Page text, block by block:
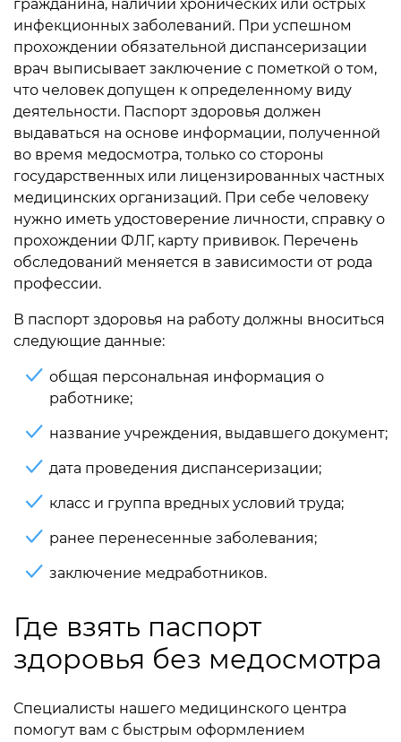
гражданина, наличии хронических или острых
инфекционных заболеваний. При успешном
прохождении обязательной диспансеризации
врач выписывает заключение с пометкой о том,
что человек допущен к определенному виду
деятельности. Паспорт здоровья должен
выдаваться на основе информации, полученной
во время медосмотра, только со стороны
государственных или лицензированных частных
медицинских организаций. При себе человеку
нужно иметь удостоверение личности, справку о
прохождении ФЛГ, карту прививок. Перечень
обследований меняется в зависимости от рода
профессии.
В паспорт здоровья на работу должны вноситься
следующие данные:
общая персональная информация о
работнике;
название учреждения, выдавшего документ;
дата проведения диспансеризации;
класс и группа вредных условий труда;
ранее перенесенные заболевания;
заключение медработников.
Где взять паспорт
здоровья без медосмотра
Специалисты нашего медицинского центра
помогут вам с быстрым оформлением